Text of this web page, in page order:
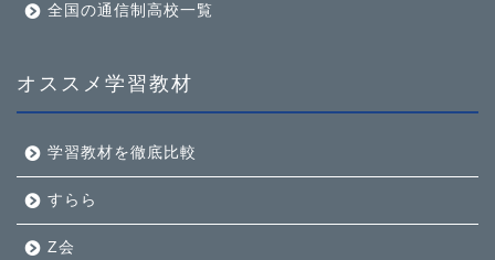
全国の通信制高校一覧
オススメ学習教材
学習教材を徹底比較
すらら
Z会